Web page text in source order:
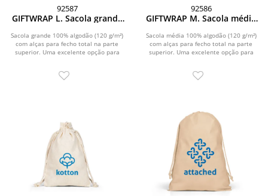
92587
GIFTWRAP L. Sacola grande
Sacola grande 100% algodão (120 g/m²)
com alças para fecho total na parte
superior. Uma excelente opção para
92586
GIFTWRAP M. Sacola média
Sacola média 100% algodão (120 g/m²)
com alças para fecho total na parte
superior. Uma excelente opção para